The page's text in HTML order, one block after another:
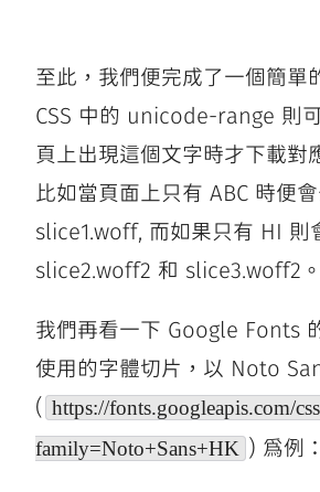
至此，我們便完成了一個簡單
CSS 中的 unicode-range 則
頁上出現這個文字時才下載對
比如當頁面上只有 ABC 時便
slice1.woff, 而如果只有 HI 則
slice2.woff2 和 slice3.woff2。
我們再看一下 Google Fonts
使用的字體切片，以 Noto
( https://fonts.googleapis.com/
family=Noto+Sans+HK ) 爲例：